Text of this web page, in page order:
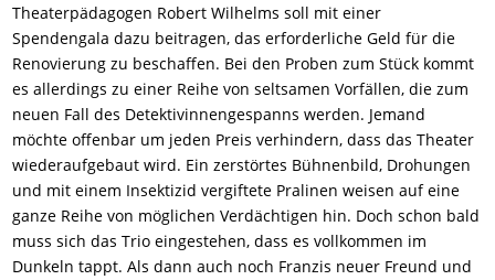
Theaterpädagogen Robert Wilhelms soll mit einer
Spendengala dazu beitragen, das erforderliche Geld für die
Renovierung zu beschaffen. Bei den Proben zum Stück kommt
es allerdings zu einer Reihe von seltsamen Vorfällen, die zum
neuen Fall des Detektivinnengespanns werden. Jemand
möchte offenbar um jeden Preis verhindern, dass das Theater
wiederaufgebaut wird. Ein zerstörtes Bühnenbild, Drohungen
und mit einem Insektizid vergiftete Pralinen weisen auf eine
ganze Reihe von möglichen Verdächtigen hin. Doch schon bald
muss sich das Trio eingestehen, dass es vollkommen im
Dunkeln tappt. Als dann auch noch Franzis neuer Freund und